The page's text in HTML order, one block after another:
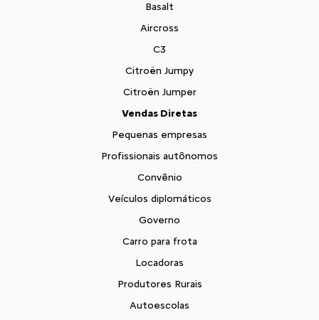
Basalt
Aircross
C3
Citroën Jumpy
Citroën Jumper
Vendas Diretas
Pequenas empresas
Profissionais autônomos
Convênio
Veículos diplomáticos
Governo
Carro para frota
Locadoras
Produtores Rurais
Autoescolas